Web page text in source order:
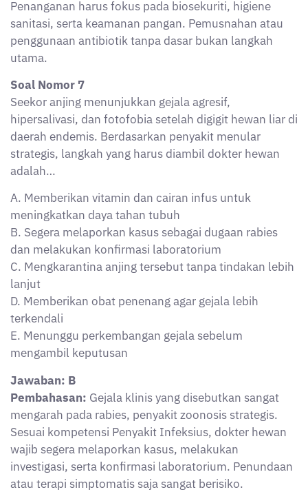
Penanganan harus fokus pada biosekuriti, higiene
sanitasi, serta keamanan pangan. Pemusnahan atau
penggunaan antibiotik tanpa dasar bukan langkah
utama.
Soal Nomor 7
Seekor anjing menunjukkan gejala agresif,
hipersalivasi, dan fotofobia setelah digigit hewan liar di
daerah endemis. Berdasarkan penyakit menular
strategis, langkah yang harus diambil dokter hewan
adalah…
A. Memberikan vitamin dan cairan infus untuk
meningkatkan daya tahan tubuh
B. Segera melaporkan kasus sebagai dugaan rabies
dan melakukan konfirmasi laboratorium
C. Mengkarantina anjing tersebut tanpa tindakan lebih
lanjut
D. Memberikan obat penenang agar gejala lebih
terkendali
E. Menunggu perkembangan gejala sebelum
mengambil keputusan
Jawaban: B
Pembahasan: Gejala klinis yang disebutkan sangat
mengarah pada rabies, penyakit zoonosis strategis.
Sesuai kompetensi Penyakit Infeksius, dokter hewan
wajib segera melaporkan kasus, melakukan
investigasi, serta konfirmasi laboratorium. Penundaan
atau terapi simptomatis saja sangat berisiko.